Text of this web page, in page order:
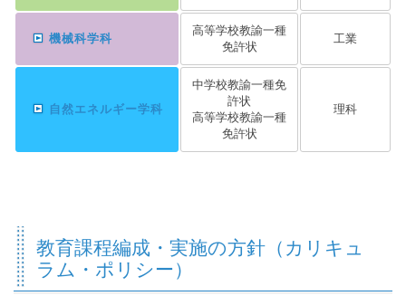
機械科学科
高等学校教諭一種
免許状
工業
自然エネルギー学科
中学校教諭一種免
許状
高等学校教諭一種
免許状
理科
教育課程編成・実施の方針（カリキュ
ラム・ポリシー）